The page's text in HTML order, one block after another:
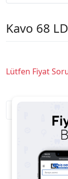
Kavo 68
Lütfen Fiyat